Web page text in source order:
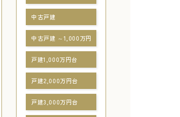
中古戸建
中古戸建 ～1,000万円
戸建1,000万円台
戸建2,000万円台
戸建3,000万円台